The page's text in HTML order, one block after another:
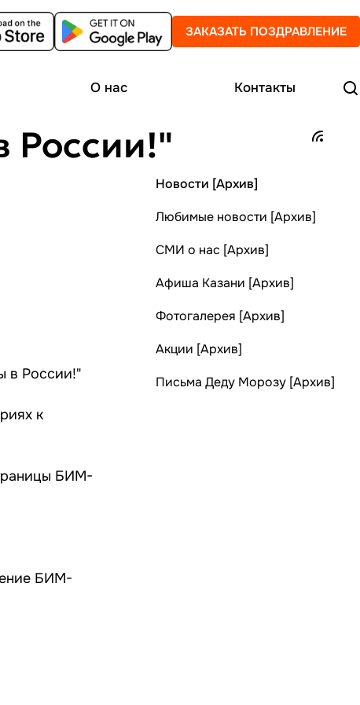
ЗАКАЗАТЬ ПОЗДРАВЛЕНИЕ
О нас Контакты
России!"
в России!"
к
БИМ-
БИМ-
Новости [Архив]
Любимые новости [Архив]
СМИ о нас [Архив]
Афиша Казани [Архив]
Фотогалерея [Архив]
Акции [Архив]
Письма Деду Морозу [Архив]